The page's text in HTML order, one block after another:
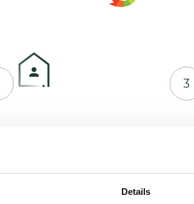
Details
offerte op maat
3